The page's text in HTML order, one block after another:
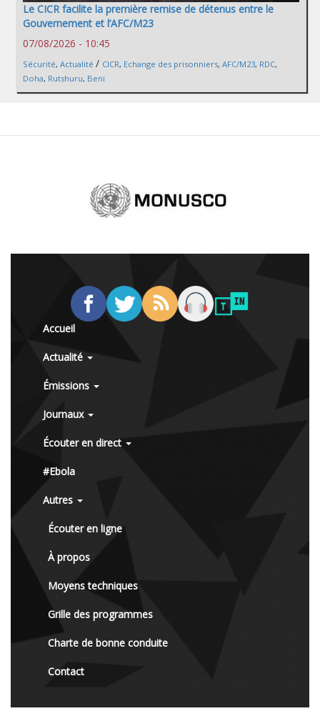
Le CICR facilite la première remise de détenus entre le
Gouvernement et l’AFC/M23
07/08/2026 - 10:45
Sécurité, Actualité / CICR, Echange des prisonniers, AFC/M23, RDC,
Doha, Rutshuru, Beni
Accueil
Actualité
Émissions
Journaux
Écouter en direct
#Ebola
Autres
Écouter en ligne
À propos
Moyens techniques
Grille des programmes
Charte de bonne conduite
Contact